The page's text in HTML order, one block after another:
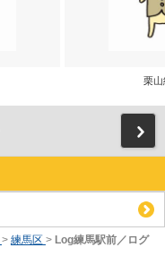
栗山
> 練馬区 > Log練馬駅前／ログ